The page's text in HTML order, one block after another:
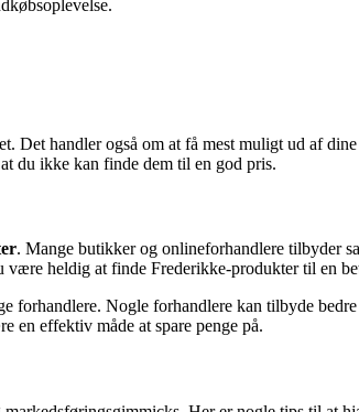
handler også om at få mest muligt ud af
du ikke kan finde dem til en god pris.
. Mange butikker og onlineforhandlere tilbyder
heldig at finde Frederikke-produkter til en
Nogle forhandlere kan tilbyde
en effektiv måde at spare penge på.